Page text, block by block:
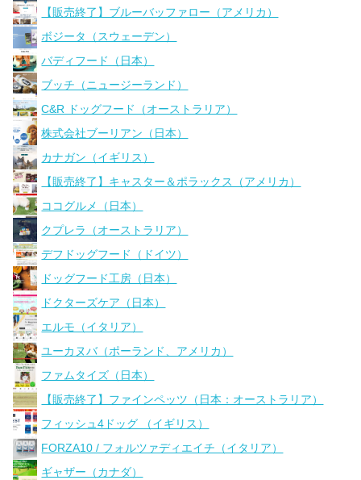
【販売終了】ブルーバッファロー（アメリカ）
ボジータ（スウェーデン）
バディフード（日本）
ブッチ（ニュージーランド）
C&R ドッグフード（オーストラリア）
株式会社ブーリアン（日本）
カナガン（イギリス）
【販売終了】キャスター＆ポラックス（アメリカ）
ココグルメ（日本）
クプレラ（オーストラリア）
デフドッグフード（ドイツ）
ドッグフード工房（日本）
ドクターズケア（日本）
エルモ（イタリア）
ユーカヌバ（ポーランド、アメリカ）
ファムタイズ（日本）
【販売終了】ファインペッツ（日本：オーストラリア）
フィッシュ4ドッグ （イギリス）
FORZA10 / フォルツァディエイチ（イタリア）
ギャザー（カナダ）